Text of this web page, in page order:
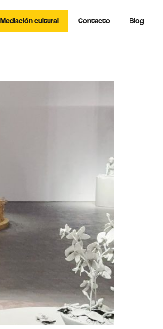
Mediación cultural Contacto Blog